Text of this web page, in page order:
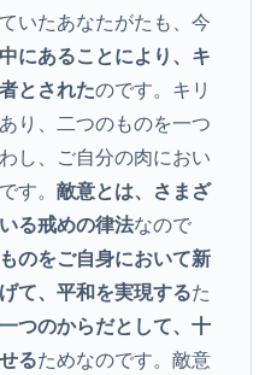
いたあなたがたも、今
にあることにより、キ
とされたのです。キリ
り、二つのものを一つ
し、ご自分の肉におい
す。 敵意とは、さまざ
る戒めの律法なので
のをご自身において新
て、平和を実現するた
つのからだとして、十
るためなのです。敵意